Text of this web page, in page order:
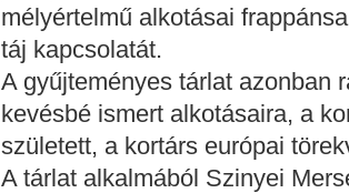
mélyértelmű alkotásai
táj kapcsolatát.
A gyűjteményes tárlat azonban
kevésbé ismert alkotásaira, a
született, a kortárs európai
A tárlat alkalmából Szinyei